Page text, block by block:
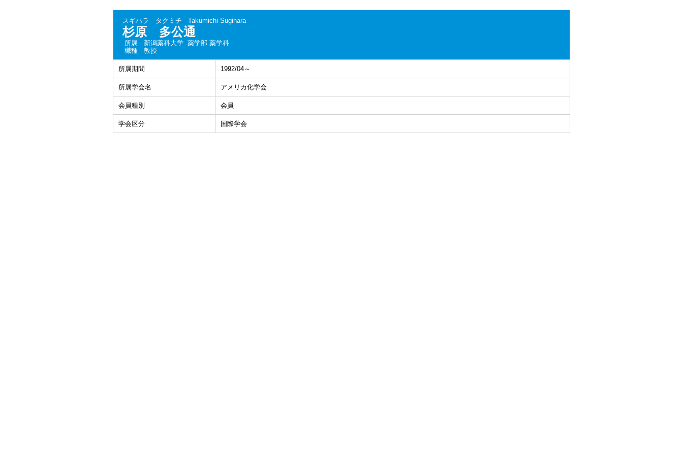
スギハラ タクミチ Takumichi Sugihara
杉原 多公通
所属
新潟薬科大学 薬学部 薬学科
職種
教授
所属期間 1992/04～
所属学会名 アメリカ化学会
会員種別 会員
学会区分 国際学会